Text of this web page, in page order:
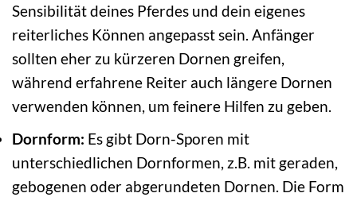
Sensibilität deines Pferdes und dein eigenes
reiterliches Können angepasst sein. Anfänger
sollten eher zu kürzeren Dornen greifen,
während erfahrene Reiter auch längere Dornen
verwenden können, um feinere Hilfen zu geben.
Dornform: Es gibt Dorn-Sporen mit
unterschiedlichen Dornformen, z.B. mit geraden,
gebogenen oder abgerundeten Dornen. Die Form